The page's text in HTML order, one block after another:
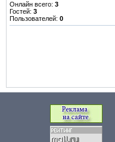
Онлайн всего: 3
Гостей: 3
Пользователей: 0